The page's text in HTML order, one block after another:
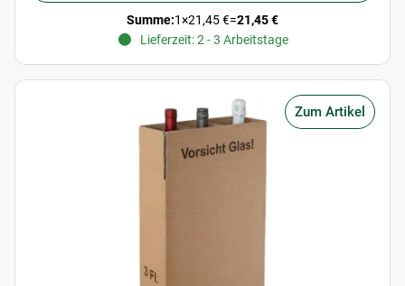
Summe:1×21,45 €=21,45 €
Lieferzeit: 2 - 3 Arbeitstage
Zum Artikel